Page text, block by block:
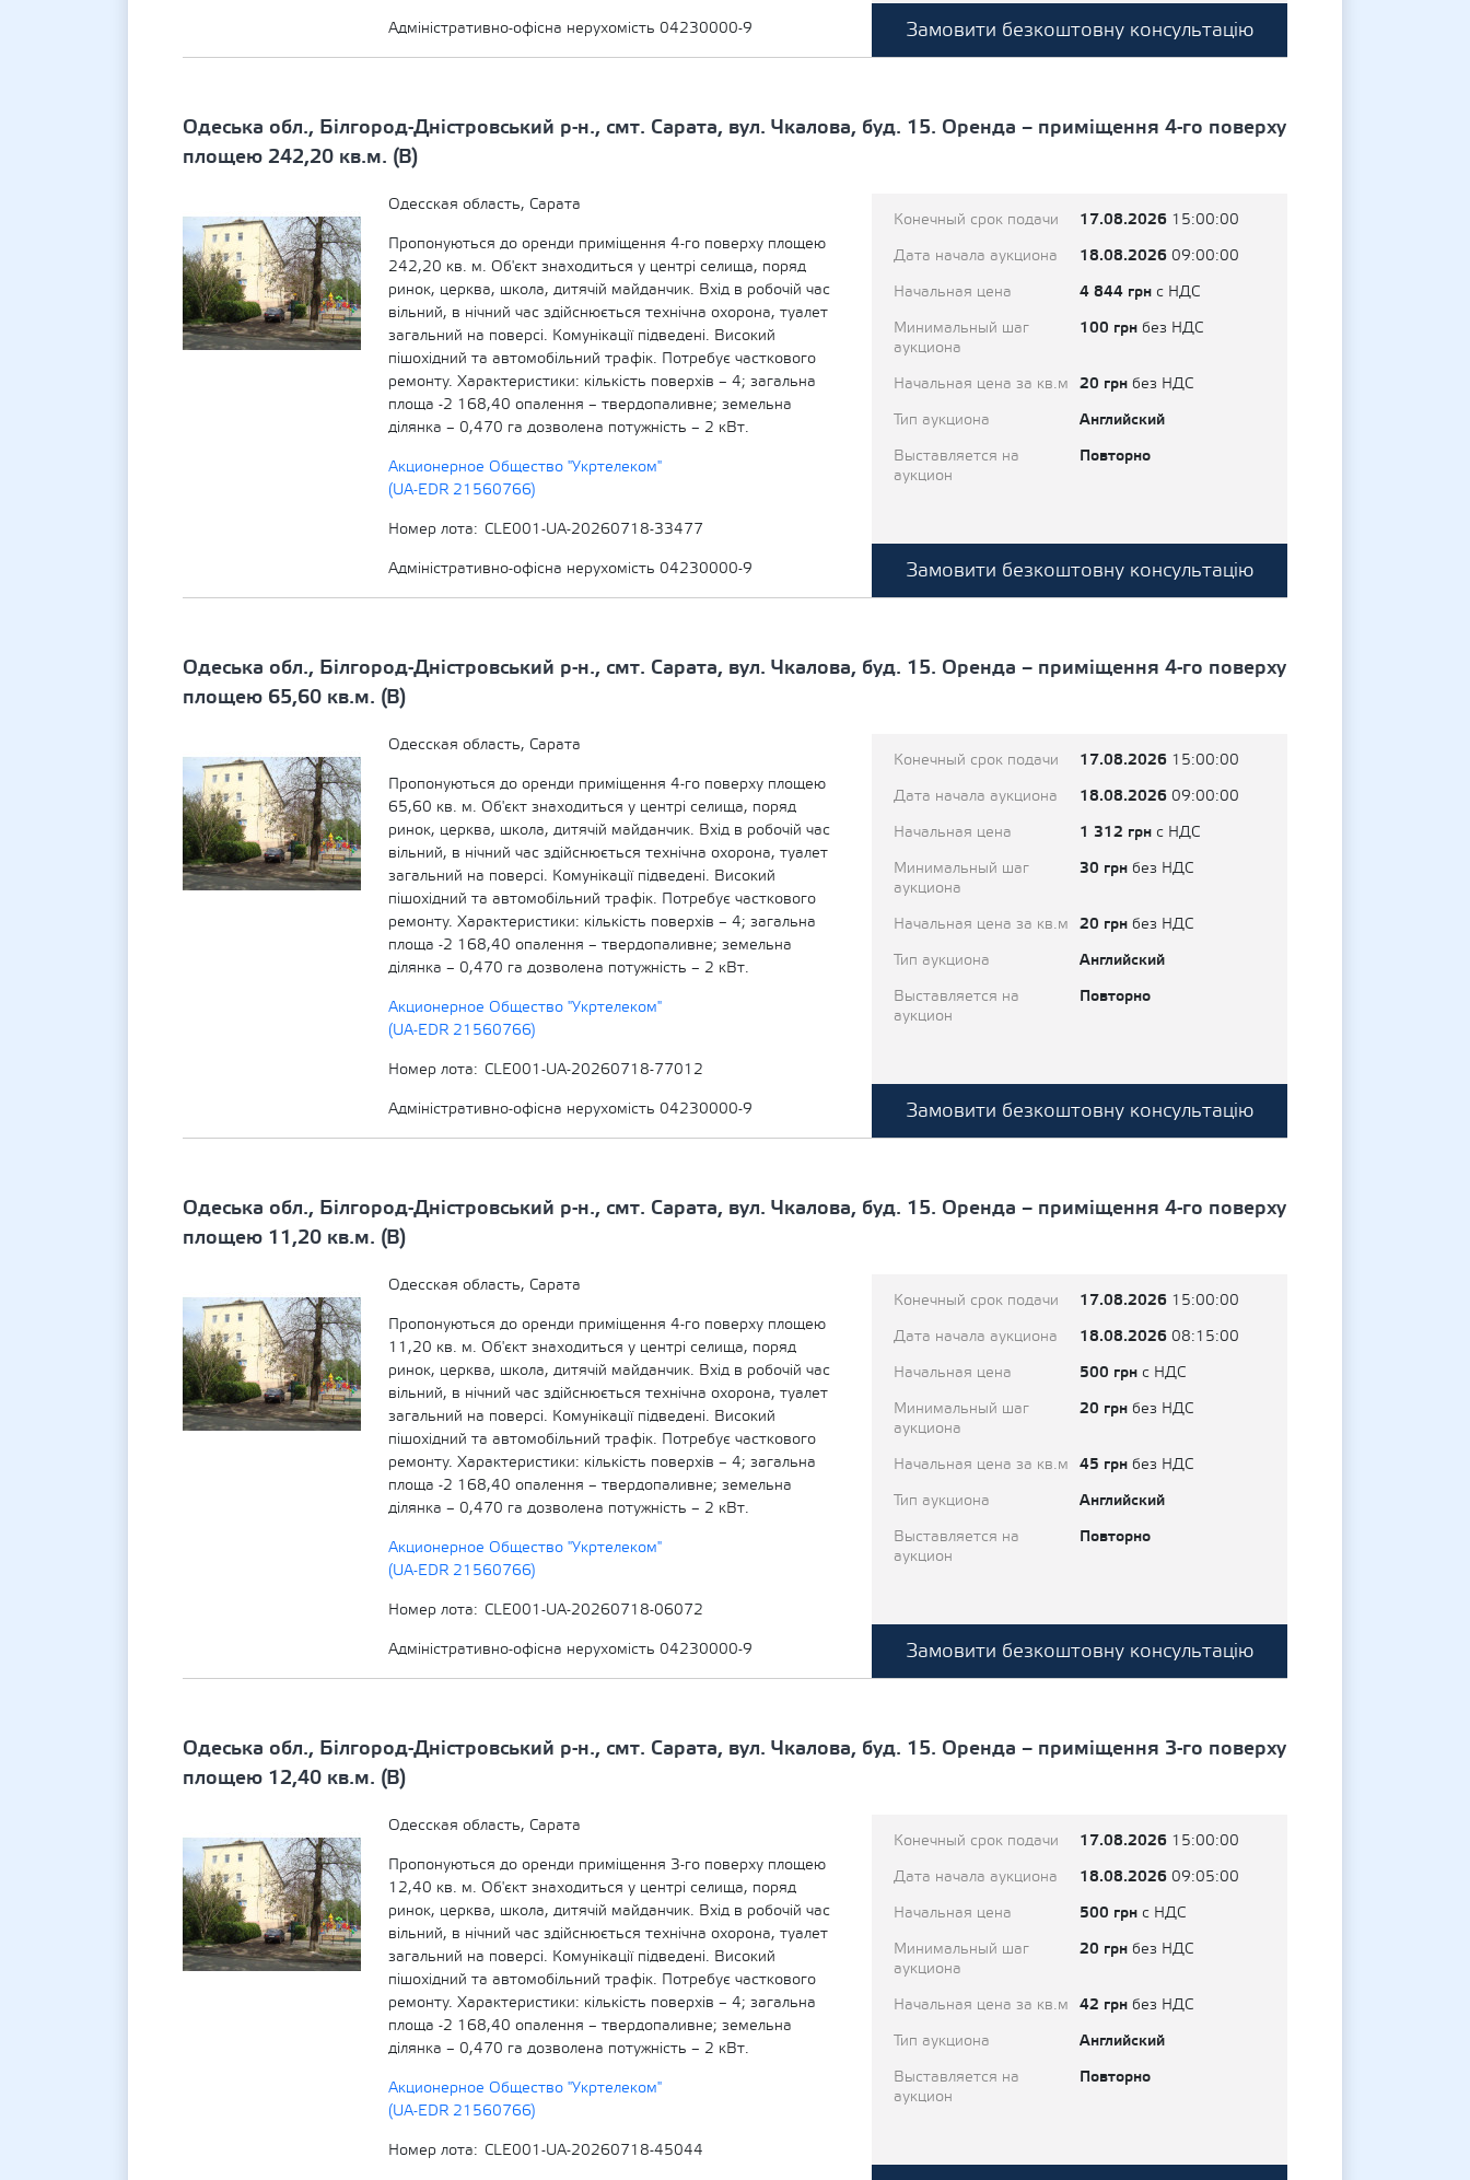
Адміністративно-офісна нерухомість 04230000-9
Замовити безкоштовну консультацію
Одеська обл., Білгород-Дністровський р-н., смт. Сарата, вул. Чкалова, буд. 15. Оренда – приміщення 4-го поверху
площею 242,20 кв.м. (В)
Одесская область, Сарата
Пропонуються до оренди приміщення 4-го поверху площею
242,20 кв. м. Об'єкт знаходиться у центрі селища, поряд
ринок, церква, школа, дитячій майданчик. Вхід в робочій час
вільний, в нічний час здійснюється технічна охорона, туалет
загальний на поверсі. Комунікації підведені. Високий
пішохідний та автомобільний трафік. Потребує часткового
ремонту. Характеристики: кількість поверхів – 4; загальна
площа -2 168,40 опалення – твердопаливне; земельна
ділянка – 0,470 га дозволена потужність – 2 кВт.
Акционерное Общество "Укртелеком"
(UA-EDR 21560766)
Номер лота
CLE001-UA-20260718-33477
Адміністративно-офісна нерухомість 04230000-9
Конечный срок подачи 17.08.2026 15:00:00
Дата начала аукциона
18.08.2026 09:00:00
Начальная цена
4 844 грн с НДС
Минимальный шаг
аукциона
100 грн без НДС
Начальная цена за кв.м 20 грн без НДС
Тип аукциона
Английский
Выставляется на
аукцион
Повторно
Замовити безкоштовну консультацію
Одеська обл., Білгород-Дністровський р-н., смт. Сарата, вул. Чкалова, буд. 15. Оренда – приміщення 4-го поверху
площею 65,60 кв.м. (В)
Одесская область, Сарата
Пропонуються до оренди приміщення 4-го поверху площею
65,60 кв. м. Об'єкт знаходиться у центрі селища, поряд
ринок, церква, школа, дитячій майданчик. Вхід в робочій час
вільний, в нічний час здійснюється технічна охорона, туалет
загальний на поверсі. Комунікації підведені. Високий
пішохідний та автомобільний трафік. Потребує часткового
ремонту. Характеристики: кількість поверхів – 4; загальна
площа -2 168,40 опалення – твердопаливне; земельна
ділянка – 0,470 га дозволена потужність – 2 кВт.
Акционерное Общество "Укртелеком"
(UA-EDR 21560766)
Номер лота
CLE001-UA-20260718-77012
Адміністративно-офісна нерухомість 04230000-9
Конечный срок подачи 17.08.2026 15:00:00
Дата начала аукциона
18.08.2026 09:00:00
Начальная цена
1 312 грн с НДС
Минимальный шаг
аукциона
30 грн без НДС
Начальная цена за кв.м 20 грн без НДС
Тип аукциона
Английский
Выставляется на
аукцион
Повторно
Замовити безкоштовну консультацію
Одеська обл., Білгород-Дністровський р-н., смт. Сарата, вул. Чкалова, буд. 15. Оренда – приміщення 4-го поверху
площею 11,20 кв.м. (В)
Одесская область, Сарата
Пропонуються до оренди приміщення 4-го поверху площею
11,20 кв. м. Об'єкт знаходиться у центрі селища, поряд
ринок, церква, школа, дитячій майданчик. Вхід в робочій час
вільний, в нічний час здійснюється технічна охорона, туалет
загальний на поверсі. Комунікації підведені. Високий
пішохідний та автомобільний трафік. Потребує часткового
ремонту. Характеристики: кількість поверхів – 4; загальна
площа -2 168,40 опалення – твердопаливне; земельна
ділянка – 0,470 га дозволена потужність – 2 кВт.
Акционерное Общество "Укртелеком"
(UA-EDR 21560766)
Номер лота
CLE001-UA-20260718-06072
Адміністративно-офісна нерухомість 04230000-9
Конечный срок подачи 17.08.2026 15:00:00
Дата начала аукциона
18.08.2026 08:15:00
Начальная цена
500 грн с НДС
Минимальный шаг
аукциона
20 грн без НДС
Начальная цена за кв.м 45 грн без НДС
Тип аукциона
Английский
Выставляется на
аукцион
Повторно
Замовити безкоштовну консультацію
Одеська обл., Білгород-Дністровський р-н., смт. Сарата, вул. Чкалова, буд. 15. Оренда – приміщення 3-го поверху
площею 12,40 кв.м. (В)
Одесская область, Сарата
Пропонуються до оренди приміщення 3-го поверху площею
12,40 кв. м. Об'єкт знаходиться у центрі селища, поряд
ринок, церква, школа, дитячій майданчик. Вхід в робочій час
вільний, в нічний час здійснюється технічна охорона, туалет
загальний на поверсі. Комунікації підведені. Високий
пішохідний та автомобільний трафік. Потребує часткового
ремонту. Характеристики: кількість поверхів – 4; загальна
площа -2 168,40 опалення – твердопаливне; земельна
ділянка – 0,470 га дозволена потужність – 2 кВт.
Акционерное Общество "Укртелеком"
(UA-EDR 21560766)
Номер лота
CLE001-UA-20260718-45044
Конечный срок подачи 17.08.2026 15:00:00
Дата начала аукциона
18.08.2026 09:05:00
Начальная цена
500 грн с НДС
Минимальный шаг
аукциона
20 грн без НДС
Начальная цена за кв.м 42 грн без НДС
Тип аукциона
Английский
Выставляется на
аукцион
Повторно